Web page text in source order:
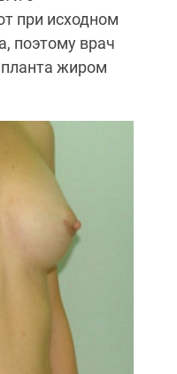
при исходном
поэтому врач
жиром